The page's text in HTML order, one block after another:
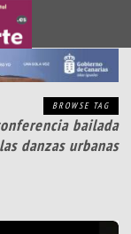
BROWSE TAG
bailada
danzas urbanas